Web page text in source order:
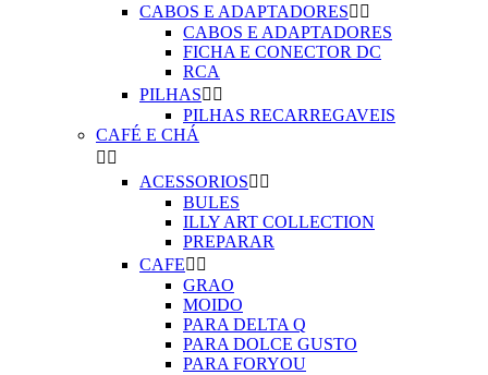
CABOS E ADAPTADORES 
CABOS E ADAPTADORES
FICHA E CONECTOR DC
RCA
PILHAS 
PILHAS RECARREGAVEIS
CAFÉ E CHÁ
 
ACESSORIOS 
BULES
ILLY ART COLLECTION
PREPARAR
CAFE 
GRAO
MOIDO
PARA DELTA Q
PARA DOLCE GUSTO
PARA FORYOU